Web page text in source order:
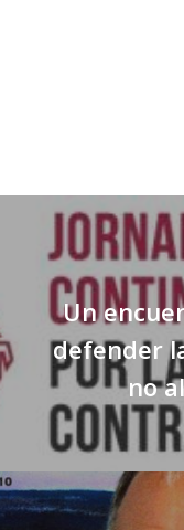
Un
defender
no